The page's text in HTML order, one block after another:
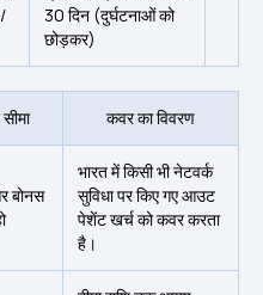
30 दिन (दुर्घटनाओं को
छोड़कर)
कवर का विवरण
बोनस
भारत में किसी भी नेटवर्क
सुविधा पर किए गए आउट
पेशेंट खर्च को कवर करता
है।